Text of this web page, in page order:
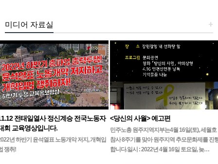
+
미디어 자료실
전태일열사 정신계승 전국노동자
회 교육영상입니다.
년 하반기 윤석열표 노동개악 저지, 개혁입
쟁취!
<당신의 사월> 예고편
민주노총 원주지역지부는4월 16일(토), 세월호
참사 8주기를 맞아 원주지역 추모문화제를 진
합니다.일시 : 2022년 4월 16일 토요일, 늦…